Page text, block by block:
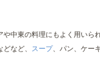
中東の料理にもよく用いられ
どなど、 スープ、パン、ケーキ